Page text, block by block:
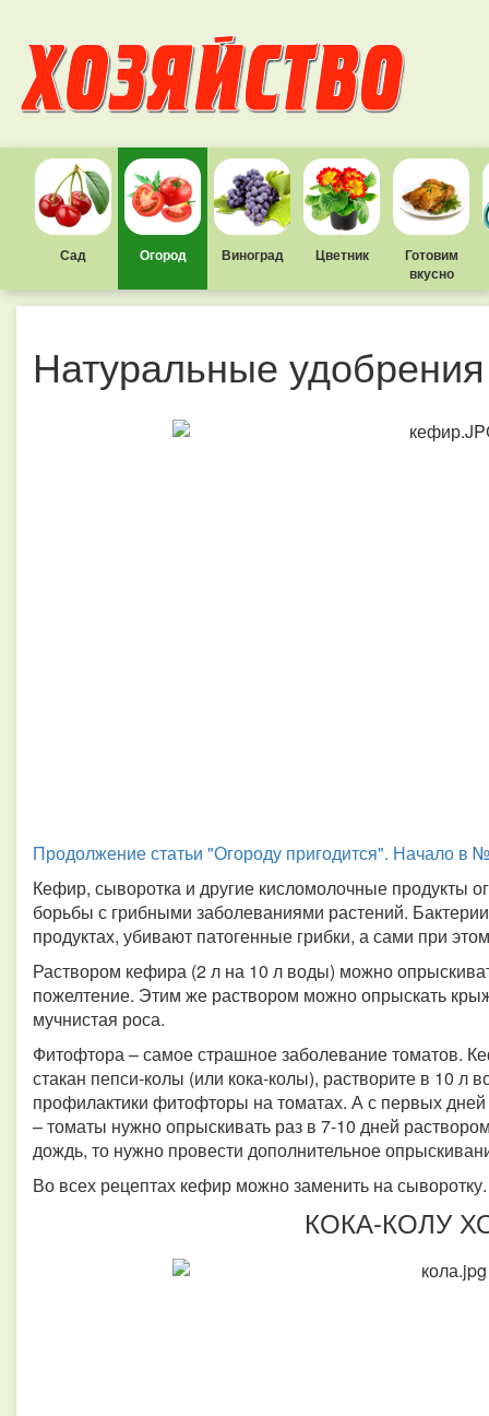
Сад Огород Виноград Цветник
Готовим
вкусно
Натуральные
Продолжение статьи "Огороду пригодится". Начало в
Кефир, сыворотка и другие кисломолочные продукты
борьбы с грибными заболеваниями растений.
продуктах, убивают патогенные грибки, а сами при
Раствором кефира (2 л на 10 л воды) можно
пожелтение. Этим же раствором можно опрыскать
мучнистая роса.
Фитофтора – самое страшное заболевание томатов.
стакан пепси-колы (или кока-колы), растворите в 10 л
профилактики фитофторы на томатах. А с первых
– томаты нужно опрыскивать раз в 7-10 дней
дождь, то нужно провести дополнительное
Во всех рецептах кефир можно заменить на
КОКА-КОЛУ